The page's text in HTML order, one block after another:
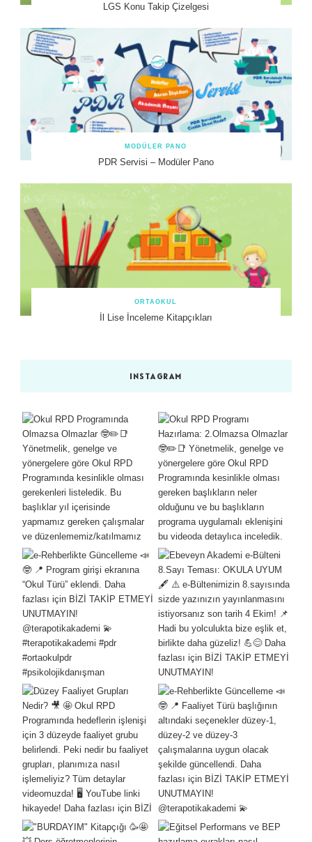
LGS Konu Takip Çizelgesi
MODÜLER PANO
PDR Servisi – Modüler Pano
ORTAOKUL
İl Lise İnceleme Kitapçıkları
INSTAGRAM